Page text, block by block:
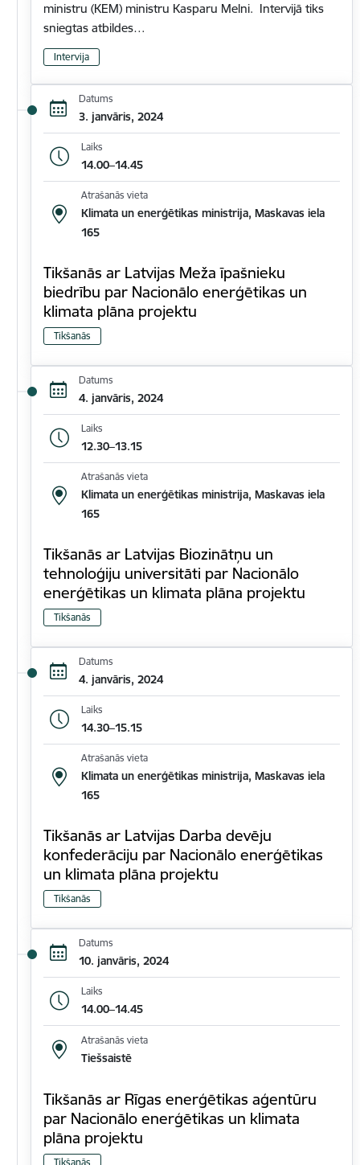
ministru (KEM) ministru Kasparu Melni. Intervijā tiks
sniegtas atbildes…
Intervija
Datums
3. janvāris, 2024
Laiks
14.00–14.45
Atrašanās vieta
Klimata un enerģētikas ministrija, Maskavas iela
165
Tikšanās ar Latvijas Meža īpašnieku
biedrību par Nacionālo enerģētikas un
klimata plāna projektu
Tikšanās
Datums
4. janvāris, 2024
Laiks
12.30–13.15
Atrašanās vieta
Klimata un enerģētikas ministrija, Maskavas iela
165
Tikšanās ar Latvijas Biozinātņu un
tehnoloģiju universitāti par Nacionālo
enerģētikas un klimata plāna projektu
Tikšanās
Datums
4. janvāris, 2024
Laiks
14.30–15.15
Atrašanās vieta
Klimata un enerģētikas ministrija, Maskavas iela
165
Tikšanās ar Latvijas Darba devēju
konfederāciju par Nacionālo enerģētikas
un klimata plāna projektu
Tikšanās
Datums
10. janvāris, 2024
Laiks
14.00–14.45
Atrašanās vieta
Tiešsaistē
Tikšanās ar Rīgas enerģētikas aģentūru
par Nacionālo enerģētikas un klimata
plāna projektu
Tikšanās